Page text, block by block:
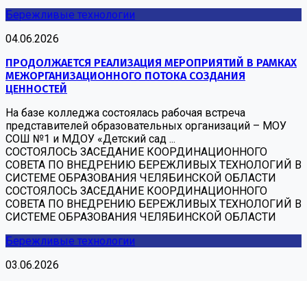
Бережливые технологии
04.06.2026
ПРОДОЛЖАЕТСЯ РЕАЛИЗАЦИЯ МЕРОПРИЯТИЙ В РАМКАХ
МЕЖОРГАНИЗАЦИОННОГО ПОТОКА СОЗДАНИЯ
ЦЕННОСТЕЙ
На базе колледжа состоялась рабочая встреча
представителей образовательных организаций – МОУ
СОШ №1 и МДОУ «Детский сад ...
СОСТОЯЛОСЬ ЗАСЕДАНИЕ КООРДИНАЦИОННОГО
СОВЕТА ПО ВНЕДРЕНИЮ БЕРЕЖЛИВЫХ ТЕХНОЛОГИЙ В
СИСТЕМЕ ОБРАЗОВАНИЯ ЧЕЛЯБИНСКОЙ ОБЛАСТИ
СОСТОЯЛОСЬ ЗАСЕДАНИЕ КООРДИНАЦИОННОГО
СОВЕТА ПО ВНЕДРЕНИЮ БЕРЕЖЛИВЫХ ТЕХНОЛОГИЙ В
СИСТЕМЕ ОБРАЗОВАНИЯ ЧЕЛЯБИНСКОЙ ОБЛАСТИ
Бережливые технологии
03.06.2026